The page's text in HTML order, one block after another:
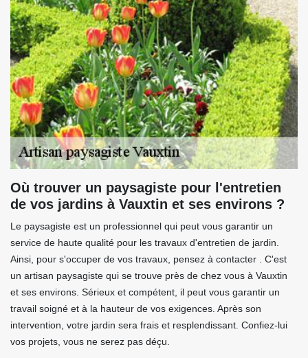
Où trouver un paysagiste pour l'entretien
de vos jardins à Vauxtin et ses environs ?
Le paysagiste est un professionnel qui peut vous garantir un
service de haute qualité pour les travaux d'entretien de jardin.
Ainsi, pour s'occuper de vos travaux, pensez à contacter . C'est
un artisan paysagiste qui se trouve près de chez vous à Vauxtin
et ses environs. Sérieux et compétent, il peut vous garantir un
travail soigné et à la hauteur de vos exigences. Après son
intervention, votre jardin sera frais et resplendissant. Confiez-lui
vos projets, vous ne serez pas déçu.